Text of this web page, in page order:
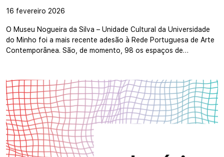
16 fevereiro 2026
O Museu Nogueira da Silva – Unidade Cultural da Universidade
do Minho foi a mais recente adesão à Rede Portuguesa de Arte
Contemporânea. São, de momento, 98 os espaços de…